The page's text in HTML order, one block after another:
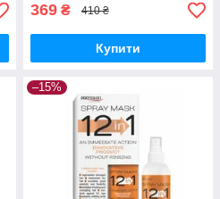
369 ₴ 410 ₴
Купити
–15%